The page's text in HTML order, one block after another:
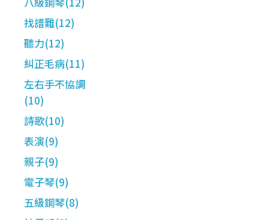
找譜難(12)
聽力(12)
糾正毛病(11)
左右手不協調
(10)
詩歌(10)
表演(9)
親子(9)
電子琴(9)
五級鋼琴(8)